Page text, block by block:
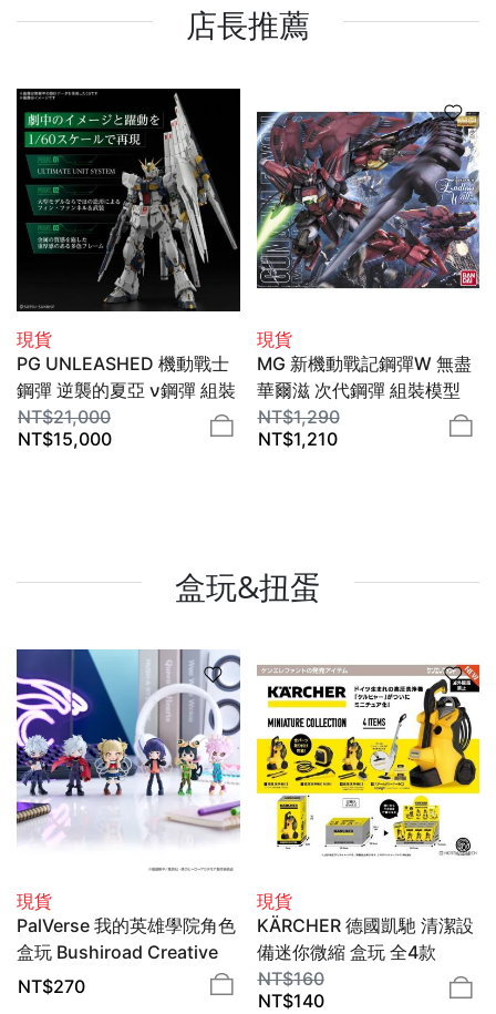
店長推薦
現貨
PG UNLEASHED 機動戰士
鋼彈 逆襲的夏亞 ν鋼彈 組裝
模型 1/60 BANDAI SPIRITS
NT$21,000
NT$15,000
現貨
MG 新機動戰記鋼彈W 無盡
華爾滋 次代鋼彈 組裝模型
BANDAI SPIRITS
NT$1,290
NT$1,210
盒玩&扭蛋
現貨
PalVerse 我的英雄學院角色
盒玩 Bushiroad Creative
NT$270
現貨
KÄRCHER 德國凱馳 清潔設
備迷你微縮 盒玩 全4款
KITAN CLUB
NT$160
NT$140